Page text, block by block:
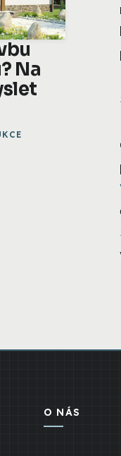
Na
O NÁS